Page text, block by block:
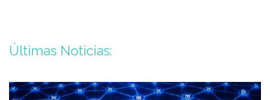
Últimas Noticias: